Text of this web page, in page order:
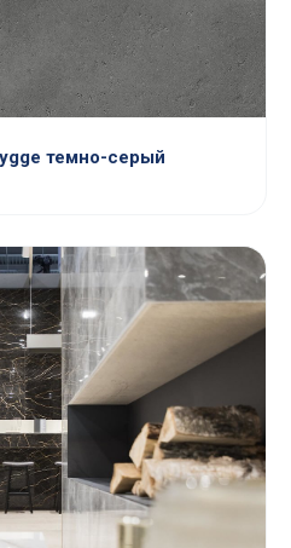
темно-серый